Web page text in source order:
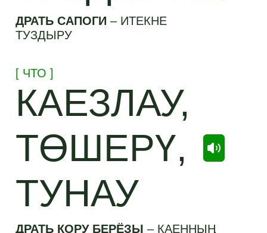
ДРАТЬ САПОГИ– ИТЕКНЕ
ТУЗДЫРУ
[ ЧТО ]
КАЕЗЛАУ,
ТӨШЕРҮ,
ТУНАУ
ДРАТЬ КОРУ БЕРЁЗЫ– КАЕННЫҢ